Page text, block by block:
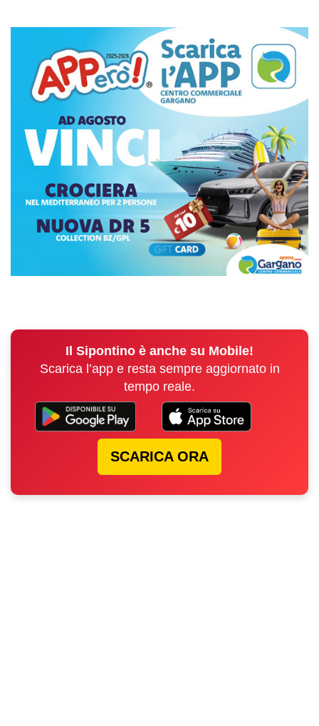
Il Sipontino è anche su Mobile!
Scarica l’app e resta sempre aggiornato in
tempo reale.
SCARICA ORA